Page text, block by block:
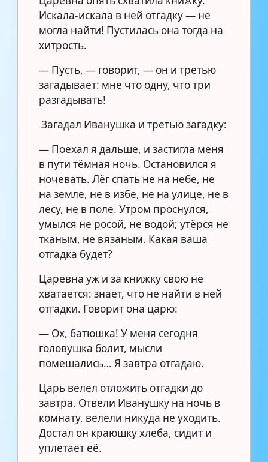
Искала-искала в ней отгадку — не
могла найти! Пустилась она тогда на
хитрость.
— Пусть, — говорит, — он и третью
загадывает: мне что одну, что три
разгадывать!
Загадал Иванушка и третью загадку:
— Поехал я дальше, и застигла меня
в пути тёмная ночь. Остановился я
ночевать. Лёг спать не на небе, не
на земле, не в избе, не на улице, не в
лесу, не в поле. Утром проснулся,
умылся не росой, не водой; утёрся не
тканым, не вязаным. Какая ваша
отгадка будет?
Царевна уж и за книжку свою не
хватается: знает, что не найти в ней
отгадки. Говорит она царю:
— Ох, батюшка! У меня сегодня
головушка болит, мысли
помешались… Я завтра отгадаю.
Царь велел отложить отгадки до
завтра. Отвели Иванушку на ночь в
комнату, велели никуда не уходить.
Достал он краюшку хлеба, сидит и
уплетает её.